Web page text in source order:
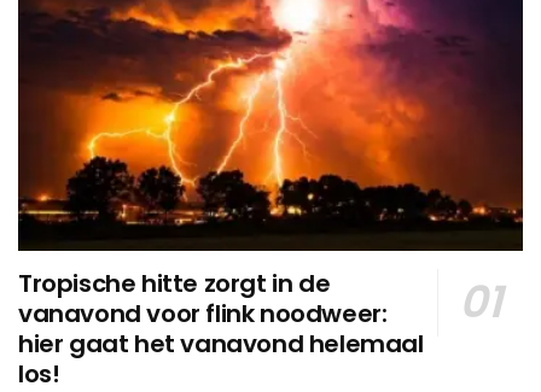
Tropische hitte zorgt in de
vanavond voor flink noodweer:
hier gaat het vanavond helemaal
los!